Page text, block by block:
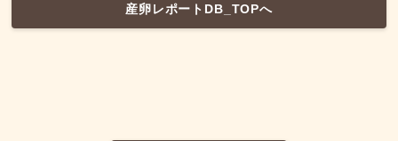
産卵レポートDB_TOPへ